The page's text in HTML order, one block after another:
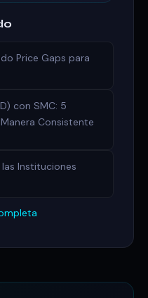
Price Gaps para
con SMC: 5
Consistente
las Instituciones